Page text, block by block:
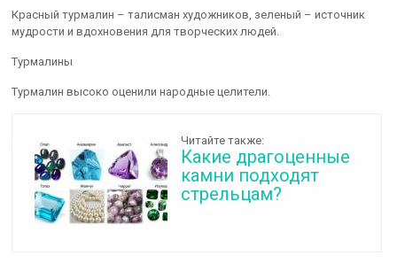
Красный турмалин – талисман художников, зеленый – источник
мудрости и вдохновения для творческих людей.
Турмалины
Турмалин высоко оценили народные целители.
Читайте также:
Какие драгоценные
камни подходят
стрельцам?